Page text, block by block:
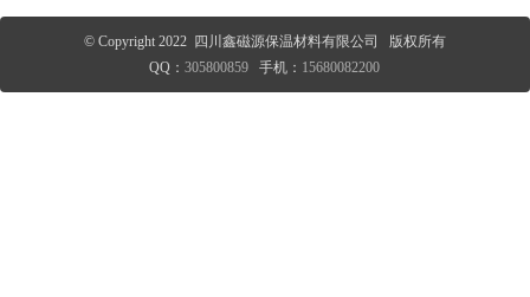
© Copyright 2022 四川鑫磁源保温材料有限公司 版权所有
QQ：305800859 手机： 15680082200